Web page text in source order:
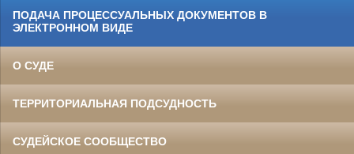
ПОДАЧА ПРОЦЕССУАЛЬНЫХ ДОКУМЕНТОВ В
ЭЛЕКТРОННОМ ВИДЕ
О СУДЕ
ТЕРРИТОРИАЛЬНАЯ ПОДСУДНОСТЬ
СУДЕЙСКОЕ СООБЩЕСТВО